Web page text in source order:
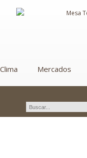
Clima Mercados